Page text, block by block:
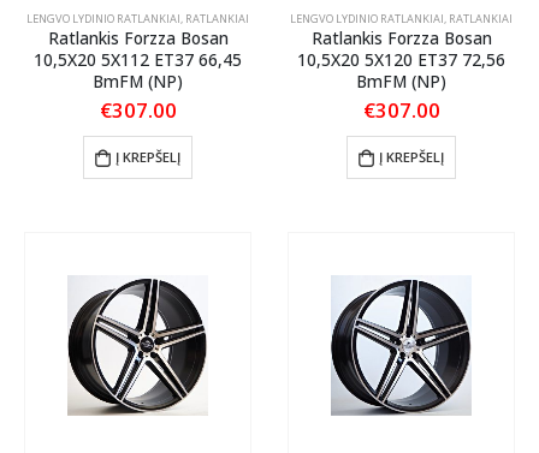
LENGVO LYDINIO RATLANKIAI, RATLANKIAI
Ratlankis Forzza Bosan
10,5X20 5X112 ET37 66,45
BmFM (NP)
€307.00
Į KREPŠELĮ
LENGVO LYDINIO RATLANKIAI, RATLANKIAI
Ratlankis Forzza Bosan
10,5X20 5X120 ET37 72,56
BmFM (NP)
€307.00
Į KREPŠELĮ